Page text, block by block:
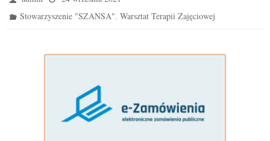
Stowarzyszenie "SZANSA",Warsztat Terapii Zajęciowej